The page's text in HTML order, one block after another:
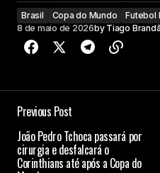
Brasil Copa do Mundo Futebol
8 de maio de 2026by Tiago
Previous Post
João Pedro Tchoca passará por
cirurgia e desfalcará o
Corinthians até após a Copa do